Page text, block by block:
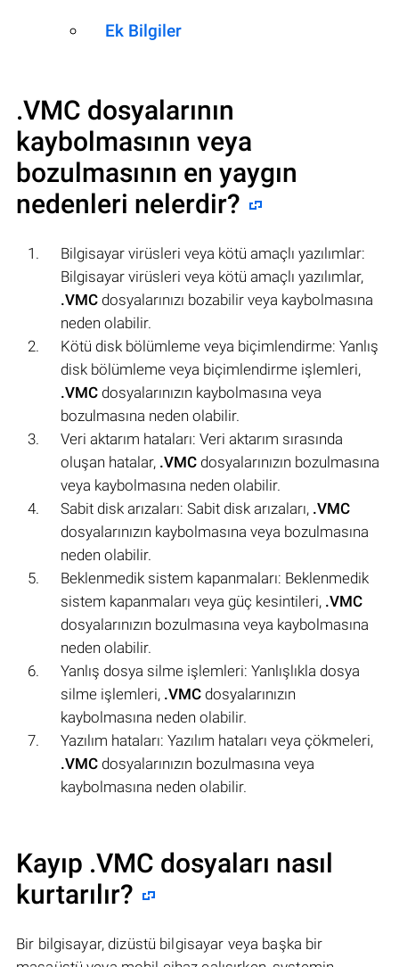
Ek Bilgiler
.VMC dosyalarının
kaybolmasının veya
bozulmasının en yaygın
nedenleri nelerdir?
Bilgisayar virüsleri veya kötü amaçlı yazılımlar:
Bilgisayar virüsleri veya kötü amaçlı yazılımlar,
.VMC dosyalarınızı bozabilir veya kaybolmasına
neden olabilir.
Kötü disk bölümleme veya biçimlendirme: Yanlış
disk bölümleme veya biçimlendirme işlemleri,
.VMC dosyalarınızın kaybolmasına veya
bozulmasına neden olabilir.
Veri aktarım hataları: Veri aktarım sırasında
oluşan hatalar, .VMC dosyalarınızın bozulmasına
veya kaybolmasına neden olabilir.
Sabit disk arızaları: Sabit disk arızaları, .VMC
dosyalarınızın kaybolmasına veya bozulmasına
neden olabilir.
Beklenmedik sistem kapanmaları: Beklenmedik
sistem kapanmaları veya güç kesintileri, .VMC
dosyalarınızın bozulmasına veya kaybolmasına
neden olabilir.
Yanlış dosya silme işlemleri: Yanlışlıkla dosya
silme işlemleri, .VMC dosyalarınızın
kaybolmasına neden olabilir.
Yazılım hataları: Yazılım hataları veya çökmeleri,
.VMC dosyalarınızın bozulmasına veya
kaybolmasına neden olabilir.
Kayıp .VMC dosyaları nasıl
kurtarılır?
Bir bilgisayar, dizüstü bilgisayar veya başka bir